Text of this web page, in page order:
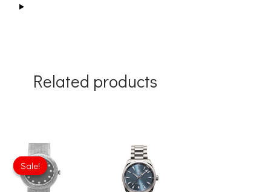
Related products
Sale!
Sale!
Original
price
was:
£301.00.